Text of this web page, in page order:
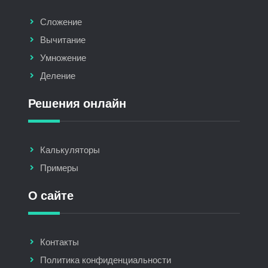
Сложение
Вычитание
Умножение
Деление
Решения онлайн
Калькуляторы
Примеры
О сайте
Контакты
Политика конфиденциальности